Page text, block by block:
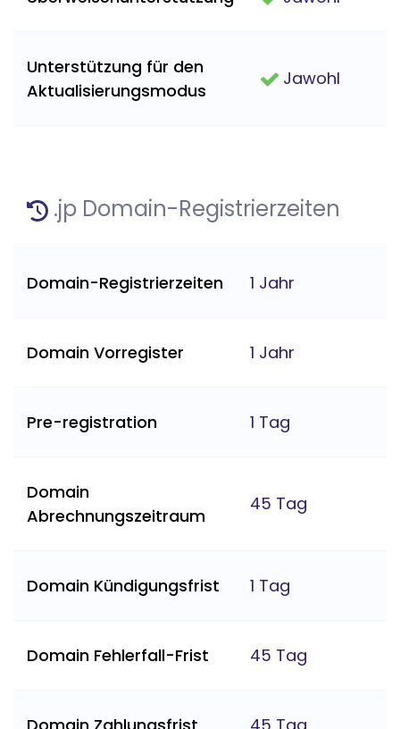
Unterstützung für den
Aktualisierungsmodus
Jawohl
.jp Domain-Registrierzeiten
Domain-Registrierzeiten 1 Jahr
Domain Vorregister 1 Jahr
Pre-registration 1 Tag
Domain
Abrechnungszeitraum
45 Tag
Domain Kündigungsfrist 1 Tag
Domain Fehlerfall-Frist 45 Tag